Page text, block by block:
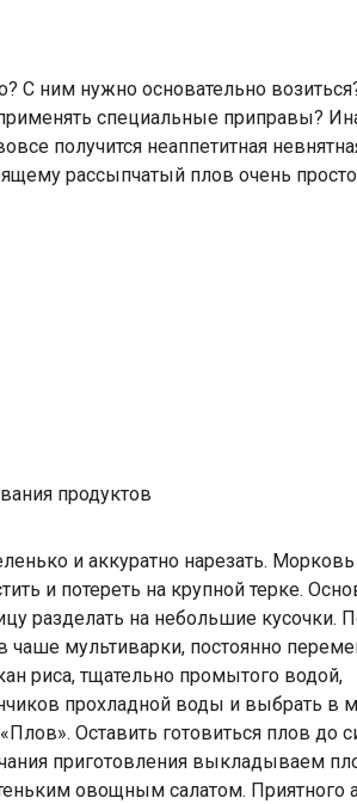
С ним нужно основательно
специальные приправы?
получится неаппетитная
рассыпчатый плов очень
продуктов
и аккуратно нарезать. Морковь
и потереть на крупной терке.
разделать на небольшие кусочки.
чаше мультиварки, постоянно
риса, тщательно промытого водой,
прохладной воды и выбрать в
Оставить готовиться плов до
приготовления выкладываем
овощным салатом. Приятного